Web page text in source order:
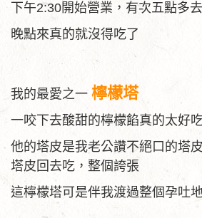
下午2:30開始營業，有次五點多
晚點來真的就沒得吃了
我的最愛之一 檸檬塔
一咬下去酸甜的檸檬餡真的太好
他的塔皮是我老公讚不絕口的塔
塔皮回去吃，整個誇張
這檸檬塔可是伴我渡過整個孕吐